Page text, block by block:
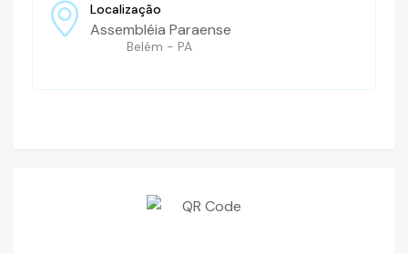
Localização
Assembléia Paraense
Belém - PA